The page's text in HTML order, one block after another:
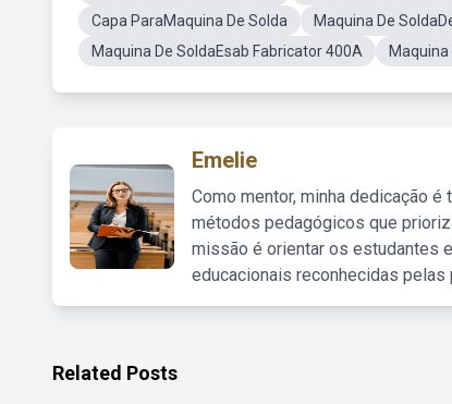
Capa ParaMaquina De Solda
Maquina De
Maquina De SoldaEsab Fabricator 400A
Emelie
Como mentor, minha dedicação
métodos pedagógicos que
missão é orientar os estudantes
educacionais reconhecidas
Related Posts